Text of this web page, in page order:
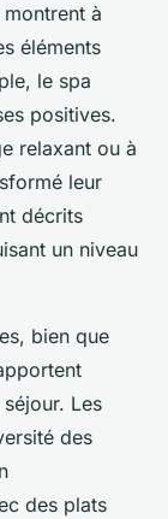
montrent à
éléments
le spa
positives.
relaxant ou à
leur
décrits
un niveau
bien que
Les
des
des plats